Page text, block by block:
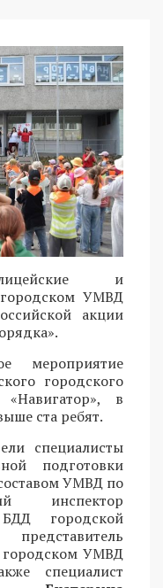
и
УМВД
акции
мероприятие
городского
«Навигатор», в
ста ребят.
специалисты
подготовки
УМВД по
инспектор
городской
городском УМВД
специалист